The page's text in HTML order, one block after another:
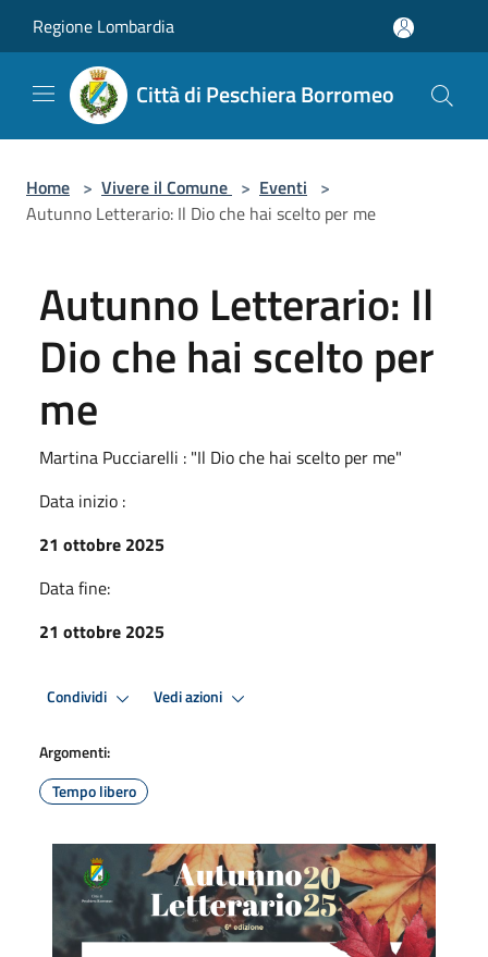
Regione Lombardia
Città di Peschiera Borromeo
Home > Vivere il Comune > Eventi >
Autunno Letterario: Il Dio che hai scelto per me
Autunno Letterario: Il
Dio che hai scelto per
me
Martina Pucciarelli : "Il Dio che hai scelto per me"
Data inizio :
21 ottobre 2025
Data fine:
21 ottobre 2025
Condividi Vedi azioni
Argomenti:
Tempo libero